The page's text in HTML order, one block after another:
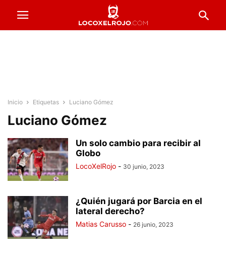
Inicio Etiquetas Luciano Gómez
Luciano Gómez
Un solo cambio para recibir al
Globo
LocoXelRojo - 30 junio, 2023
¿Quién jugará por Barcia en el
lateral derecho?
Matias Carusso - 26 junio, 2023